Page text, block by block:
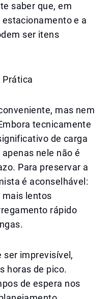
saber que, em
e a
ser itens
Prática
mas nem
tecnicamente
de carga
nele não é
Para preservar a
é aconselhável:
lentos
rápido
ser imprevisível,
horas de pico.
de espera nos